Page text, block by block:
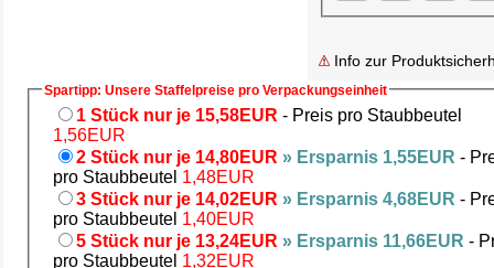
Info zur
Spartipp: Unsere Staffelpreise pro Verpackungseinheit
1 Stück nur je 15,58EUR - Preis pro Staubbeutel
1,56EUR
2 Stück nur je 14,80EUR » Ersparnis 1,55EUR -
pro Staubbeutel 1,48EUR
3 Stück nur je 14,02EUR » Ersparnis 4,68EUR -
pro Staubbeutel 1,40EUR
5 Stück nur je 13,24EUR » Ersparnis 11,66EUR -
pro Staubbeutel 1,32EUR